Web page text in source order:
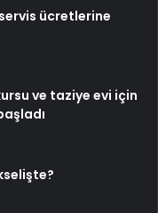
ücretlerine
ve taziye evi için